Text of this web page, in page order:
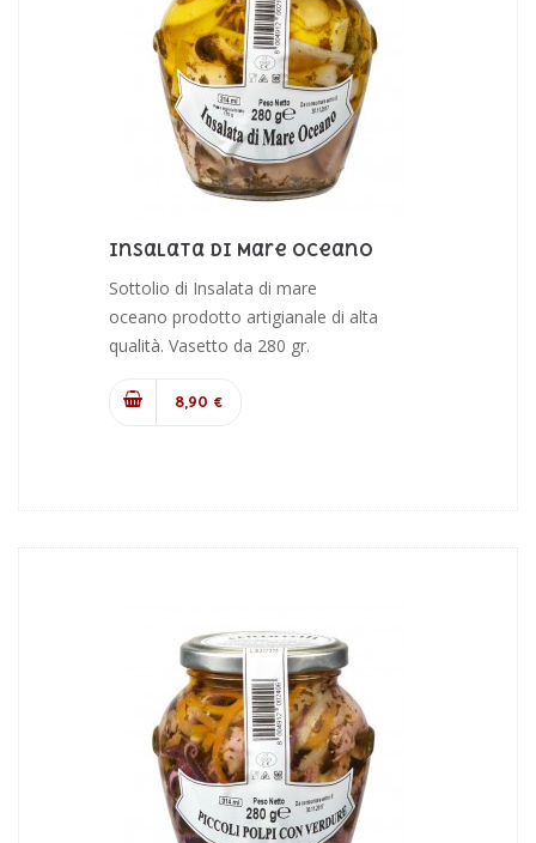
Insalata Di Mare Oceano
Sottolio di Insalata di mare
oceano prodotto artigianale di alta
qualità. Vasetto da 280 gr.
8,90 €